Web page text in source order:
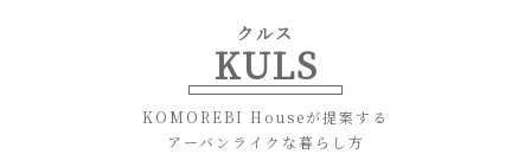
クルス
KULS
KOMOREBI Houseが提案する
アーバンライクな暮らし方